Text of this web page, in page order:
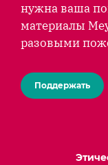
нужна ваша
материалы
разовыми
Поддержать